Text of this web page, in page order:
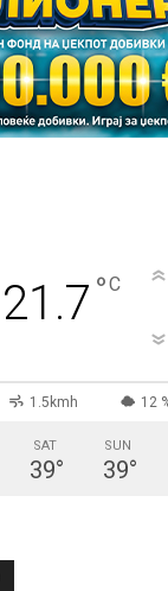
21.7 °C
1.5kmh 12
SAT
39°
SUN
39°